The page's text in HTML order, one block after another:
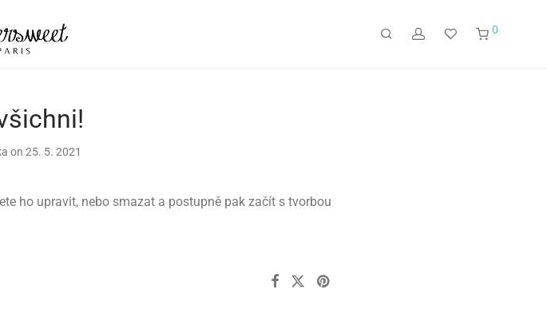
0
on 25. 5. 2021
ho upravit, nebo smazat a postupně pak začít s tvorbou